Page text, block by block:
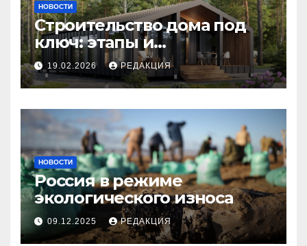
НОВОСТИ
Строительство дома под
ключ: этапы и
планирование бюджета
19.02.2026 РЕДАКЦИЯ
НОВОСТИ
Россия в режиме
экологического износа
09.12.2025 РЕДАКЦИЯ